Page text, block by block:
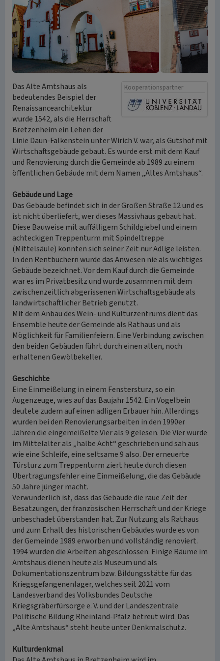
Kooperationspartner
Das Alte Amtshaus als
bedeutendes Beispiel der
Renaissancearchitektur
wurde 1542, als die Herrschaft
Bretzenheim ein Lehen der
Linie Daun-Falkenstein unter Wirich V. war, als Gutshof mit
Wirtschaftsgebäude gebaut. Es wurde erst mit dem Kauf
und Renovierung durch die Gemeinde ab 1989 zu einem
öffentlichen Gebäude mit dem Namen „Altes Amtshaus“.
Gebäude und Lage
Das Gebäude befindet sich in der Großen Straße 12 und es
ist nicht überliefert, wer dieses Massivhaus gebaut hat.
Diese Bauweise mit auffälligem Schildgiebel und einem
achteckigen Treppenturm mit Spindeltreppe
(Mittelsäule) konnten sich seiner Zeit nur Adlige leisten.
In den Rentbüchern wurde das Anwesen nie als wichtiges
Gebäude bezeichnet. Vor dem Kauf durch die Gemeinde
war es im Privatbesitz und wurde zusammen mit dem
zwischenzeitlich abgerissenen Wirtschaftsgebäude als
landwirtschaftlicher Betrieb genutzt.
Mit dem Anbau des Wein- und Kulturzentrums dient das
Ensemble heute der Gemeinde als Rathaus und als
Möglichkeit für Familienfeiern. Eine Verbindung zwischen
den beiden Gebäuden führt durch einen alten, noch
erhaltenen Gewölbekeller.
Geschichte
Eine Einmeißelung in einem Fenstersturz, so ein
Augenzeuge, wies auf das Baujahr 1542. Ein Vogelbein
deutete zudem auf einen adligen Erbauer hin. Allerdings
wurden bei den Renovierungsarbeiten in den 1990er
Jahren die eingemeißelte Vier als 9 gelesen. Die Vier wurde
im Mittelalter als „halbe Acht“ geschrieben und sah aus
wie eine Schleife, eine seltsame 9 also. Der erneuerte
Türsturz zum Treppenturm ziert heute durch diesen
Übertragungsfehler eine Einmeißelung, die das Gebäude
50 Jahre jünger macht.
Verwunderlich ist, dass das Gebäude die raue Zeit der
Besatzungen, der französischen Herrschaft und der Kriege
unbeschadet überstanden hat. Zur Nutzung als Rathaus
und zum Erhalt des historischen Gebäudes wurde es von
der Gemeinde 1989 erworben und vollständig renoviert.
1994 wurden die Arbeiten abgeschlossen. Einige Räume im
Amtshaus dienen heute als Museum und als
Dokumentationszentrum bzw. Bildungsstätte für das
Kriegsgefangenenlager, welches seit 2021 vom
Landesverband des Volksbundes Deutsche
Kriegsgräberfürsorge e. V. und der Landeszentrale
Politische Bildung Rheinland-Pfalz betreut wird. Das
„Alte Amtshaus“ steht heute unter Denkmalschutz.
Kulturdenkmal